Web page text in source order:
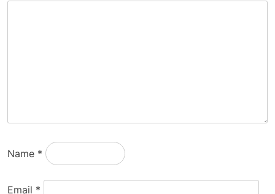
Name *
Email *